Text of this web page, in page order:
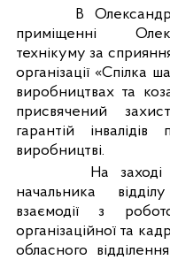
В Олександрії
приміщенні
технікуму за
організації «Спілка
виробництвах та
присвячений
гарантій
виробництві.
На
начальника
взаємодії з
організаційної та
обласного